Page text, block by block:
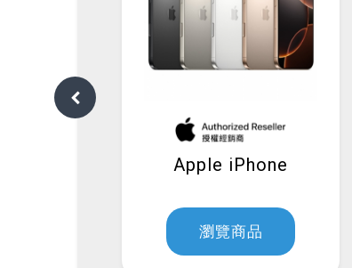
Apple iPhone
瀏覽商品